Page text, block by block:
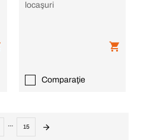
locaşuri
Comparaţie
... 15